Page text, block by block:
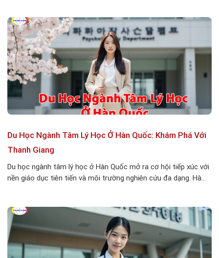
Du Học Ngành Tâm Lý Học Ở Hàn Quốc: Khám Phá Với
Thanh Giang
Du học ngành tâm lý học ở Hàn Quốc mở ra cơ hội tiếp xúc với
nền giáo dục tiên tiến và môi trường nghiên cứu đa dạng. Hà...